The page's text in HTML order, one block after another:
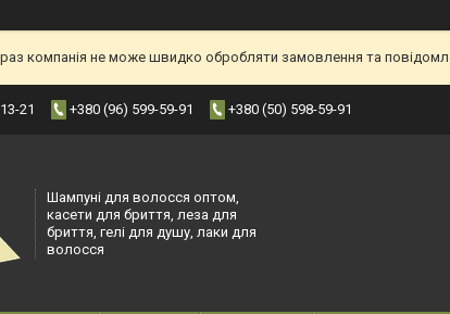
компанія не може швидко обробляти замовлення та
21 +380 (96) 599-59-91 +380 (50) 598-59-91
Шампуні для волосся оптом,
касети для бриття, леза для
бриття, гелі для душу, лаки для
волосся